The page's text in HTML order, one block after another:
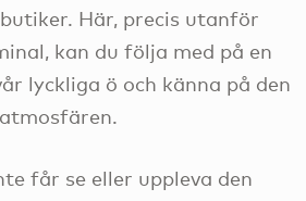
Här, precis utanför
kan du följa med på en
lyckliga ö och känna på den
får se eller uppleva den